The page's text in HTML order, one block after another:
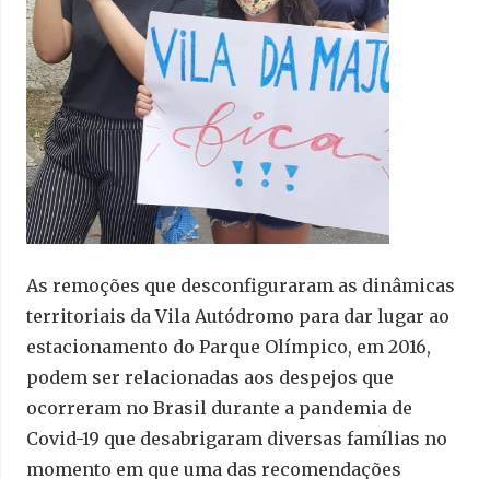
As remoções que desconfiguraram as dinâmicas
territoriais da Vila Autódromo para dar lugar ao
estacionamento do Parque Olímpico, em 2016,
podem ser relacionadas aos despejos que
ocorreram no Brasil durante a pandemia de
Covid-19 que desabrigaram diversas famílias no
momento em que uma das recomendações